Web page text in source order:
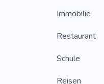
Immobilie
Restaurant
Schule
Reisen